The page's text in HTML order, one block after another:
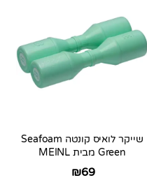
שייקר לואיס קונטה Seafoam
Green מבית MEINL
₪69